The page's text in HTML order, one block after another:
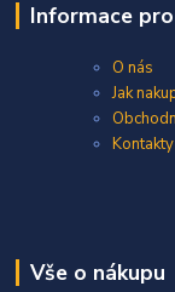
Informace
O nás
Jak
Kontakty
Vše o nákupu